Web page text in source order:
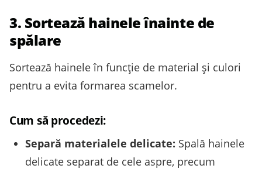
3. Sortează hainele înainte de
spălare
Sortează hainele în funcție de material și culori
pentru a evita formarea scamelor.
Cum să procedezi:
Separă materialele delicate: Spală hainele
delicate separat de cele aspre, precum